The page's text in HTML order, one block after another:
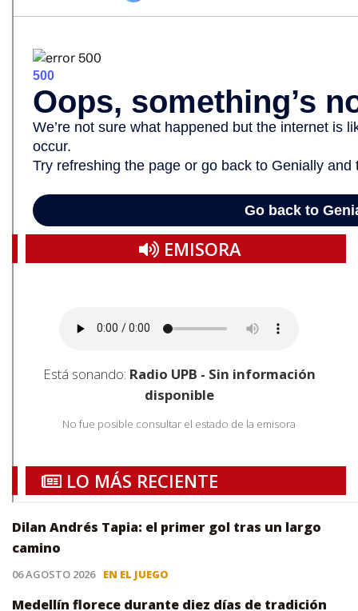
Facebook Twitter
EMISORA
Está sonando: Radio UPB - Sin información
disponible
No fue posible consultar el estado de la emisora
LO MÁS RECIENTE
Dilan Andrés Tapia: el primer gol tras un largo
camino
06 AGOSTO 2026 EN EL JUEGO
Medellín florece durante diez días de tradición